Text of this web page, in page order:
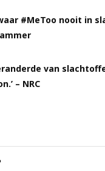
#MeToo nooit in
van
– NRC